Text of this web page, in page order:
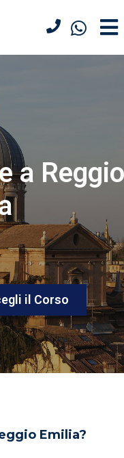
a Reggio
il Corso
Emilia?